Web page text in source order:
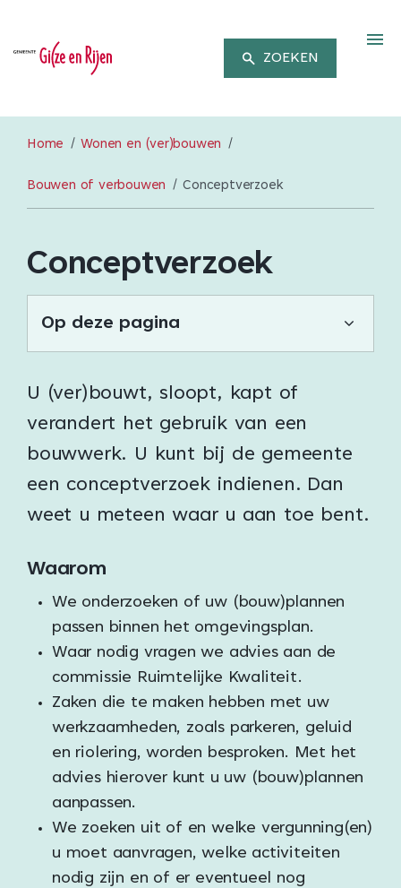
ZOEKEN
Home Wonen en (ver)bouwen
Bouwen of verbouwen Conceptverzoek
Conceptverzoek
Op deze pagina
U (ver)bouwt, sloopt, kapt of
verandert het gebruik van een
bouwwerk. U kunt bij de gemeente
een conceptverzoek indienen. Dan
weet u meteen waar u aan toe bent.
Waarom
We onderzoeken of uw (bouw)plannen
passen binnen het omgevingsplan.
Waar nodig vragen we advies aan de
commissie Ruimtelijke Kwaliteit.
Zaken die te maken hebben met uw
werkzaamheden, zoals parkeren, geluid
en riolering, worden besproken. Met het
advies hierover kunt u uw (bouw)plannen
aanpassen.
We zoeken uit of en welke vergunning(en)
u moet aanvragen, welke activiteiten
nodig zijn en of er eventueel nog